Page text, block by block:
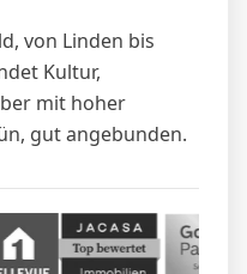
von Linden bis
Kultur,
mit hoher
gut angebunden.